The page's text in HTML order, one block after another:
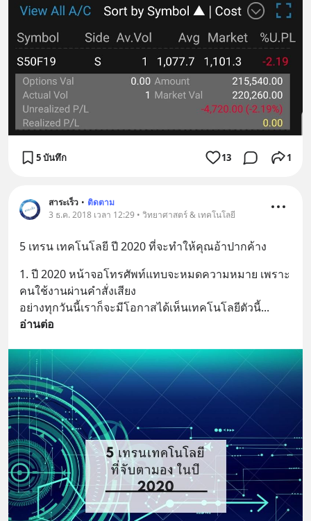
5 บันทึก 13 1
สาระเร็ว • ติดตาม
3 ธ.ค. 2018 เวลา 12:29 • วิทยาศาสตร์ & เทคโนโลยี
5 เทรน เทคโนโลยี ปี 2020 ที่จะทำให้คุณอ้าปากค้าง
1. ปี 2020 หน้าจอโทรศัพท์แทบจะหมดความหมาย เพราะ
คนใช้งานผ่านคำสั่งเสียง
อย่างทุกวันนี้เราก็จะมีโอกาสได้เห็นเทคโนโลยีตัวนี้
อ่านต่อ